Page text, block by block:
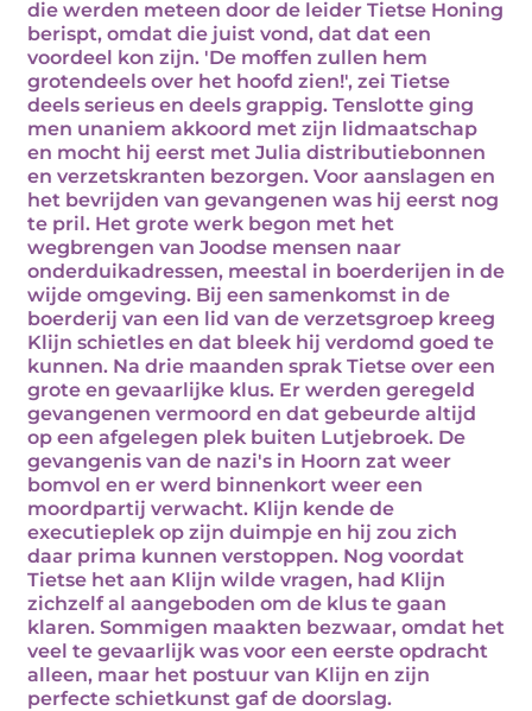
die werden meteen door de leider Tietse Honing
berispt, omdat die juist vond, dat dat een
voordeel kon zijn. 'De moffen zullen hem
grotendeels over het hoofd zien!', zei Tietse
deels serieus en deels grappig. Tenslotte ging
men unaniem akkoord met zijn lidmaatschap
en mocht hij eerst met Julia distributiebonnen
en verzetskranten bezorgen. Voor aanslagen en
het bevrijden van gevangenen was hij eerst nog
te pril. Het grote werk begon met het
wegbrengen van Joodse mensen naar
onderduikadressen, meestal in boerderijen in de
wijde omgeving. Bij een samenkomst in de
boerderij van een lid van de verzetsgroep kreeg
Klijn schietles en dat bleek hij verdomd goed te
kunnen. Na drie maanden sprak Tietse over een
grote en gevaarlijke klus. Er werden geregeld
gevangenen vermoord en dat gebeurde altijd
op een afgelegen plek buiten Lutjebroek. De
gevangenis van de nazi's in Hoorn zat weer
bomvol en er werd binnenkort weer een
moordpartij verwacht. Klijn kende de
executieplek op zijn duimpje en hij zou zich
daar prima kunnen verstoppen. Nog voordat
Tietse het aan Klijn wilde vragen, had Klijn
zichzelf al aangeboden om de klus te gaan
klaren. Sommigen maakten bezwaar, omdat het
veel te gevaarlijk was voor een eerste opdracht
alleen, maar het postuur van Klijn en zijn
perfecte schietkunst gaf de doorslag.